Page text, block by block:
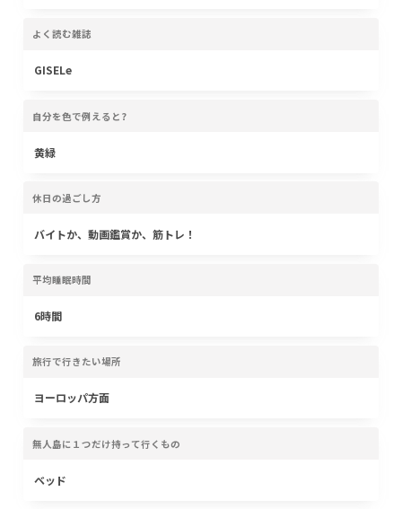
よく読む雑誌
GISELe
自分を色で例えると?
黄緑
休日の過ごし方
バイトか、動画鑑賞か、筋トレ！
平均睡眠時間
6時間
旅行で行きたい場所
ヨーロッパ方面
無人島に１つだけ持って行くもの
ベッド